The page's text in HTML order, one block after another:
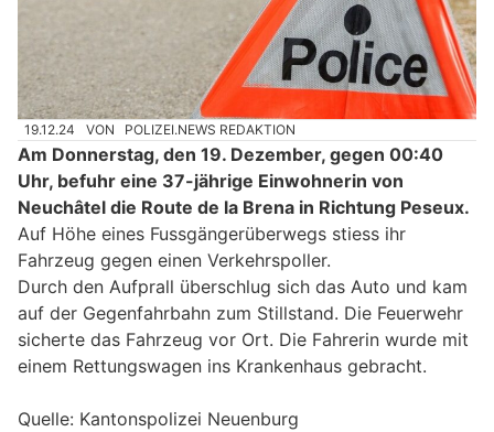
19.12.24 VON POLIZEI.NEWS REDAKTION
Am Donnerstag, den 19. Dezember, gegen 00:40
Uhr, befuhr eine 37-jährige Einwohnerin von
Neuchâtel die Route de la Brena in Richtung Peseux.
Auf Höhe eines Fussgängerüberwegs stiess ihr
Fahrzeug gegen einen Verkehrspoller.
Durch den Aufprall überschlug sich das Auto und kam
auf der Gegenfahrbahn zum Stillstand. Die Feuerwehr
sicherte das Fahrzeug vor Ort. Die Fahrerin wurde mit
einem Rettungswagen ins Krankenhaus gebracht.
Quelle: Kantonspolizei Neuenburg